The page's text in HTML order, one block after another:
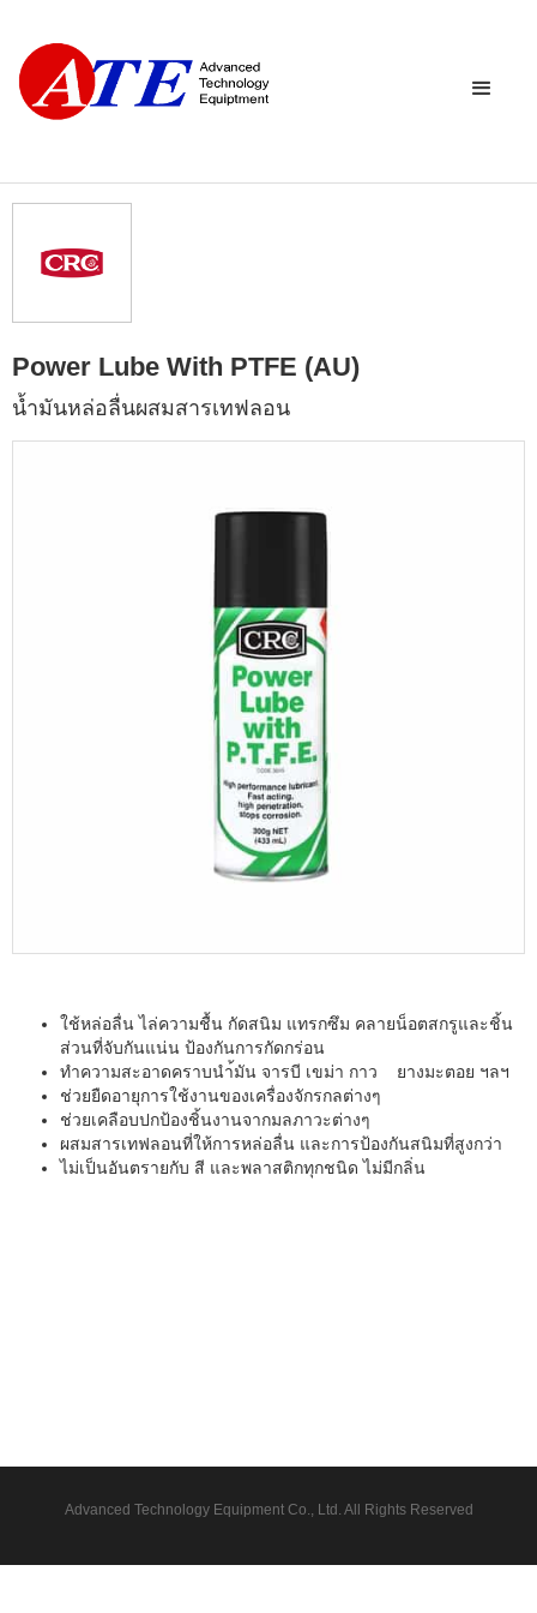
Power Lube With PTFE (AU)
นํ้ามันหล่อลื่นผสมสารเทฟลอน
ใช้หล่อลื่น ไล่ความชื้น กัดสนิม แทรกซึม คลายน็อตสกรูและชิ้น
ส่วนที่จับกันแน่น ป้องกันการกัดกร่อน
ทำความสะอาดคราบนำ้มัน จารบี เขม่า กาว ยางมะตอย ฯลฯ
ช่วยยืดอายุการใช้งานของเครื่องจักรกลต่างๆ
ช่วยเคลือบปกป้องชิ้นงานจากมลภาวะต่างๆ
ผสมสารเทฟลอนที่ให้การหล่อลื่น และการป้องกันสนิมที่สูงกว่า
ไม่เป็นอันตรายกับ สี และพลาสติกทุกชนิด ไม่มีกลิ่น
Advanced Technology Equipment Co., Ltd. All Rights Reserved